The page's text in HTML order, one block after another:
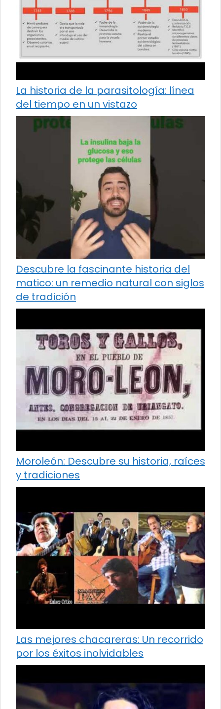
La historia de la parasitología: línea
del tiempo en un vistazo
Descubre la fascinante historia del
matico: un remedio natural con siglos
de tradición
Moroleón: Descubre su historia, raíces
y tradiciones
Las mejores chacareras: Un recorrido
por los éxitos inolvidables